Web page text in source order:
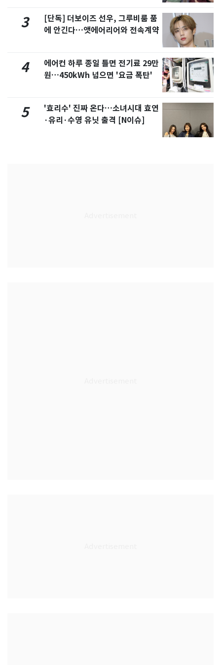
3
[단독] 더보이즈 선우, 그루비룸 품
에 안긴다…앳에어리어와 전속계약
4
에어컨 하루 종일 틀면 전기료 29만
원…450kWh 넘으면 '요금 폭탄'
5
'효리수' 진짜 온다…소녀시대 효연
·유리·수영 유닛 출격 [N이슈]